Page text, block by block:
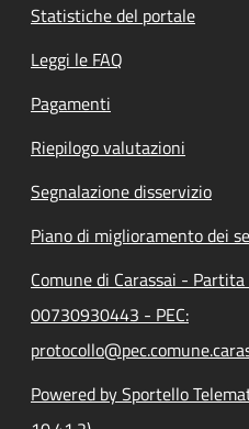
Statistiche del portale
Leggi le FAQ
Pagamenti
Riepilogo valutazioni
Segnalazione disservizio
Piano di miglioramento dei
Comune di Carassai -
00730930443 - PEC:
Powered by Sportello